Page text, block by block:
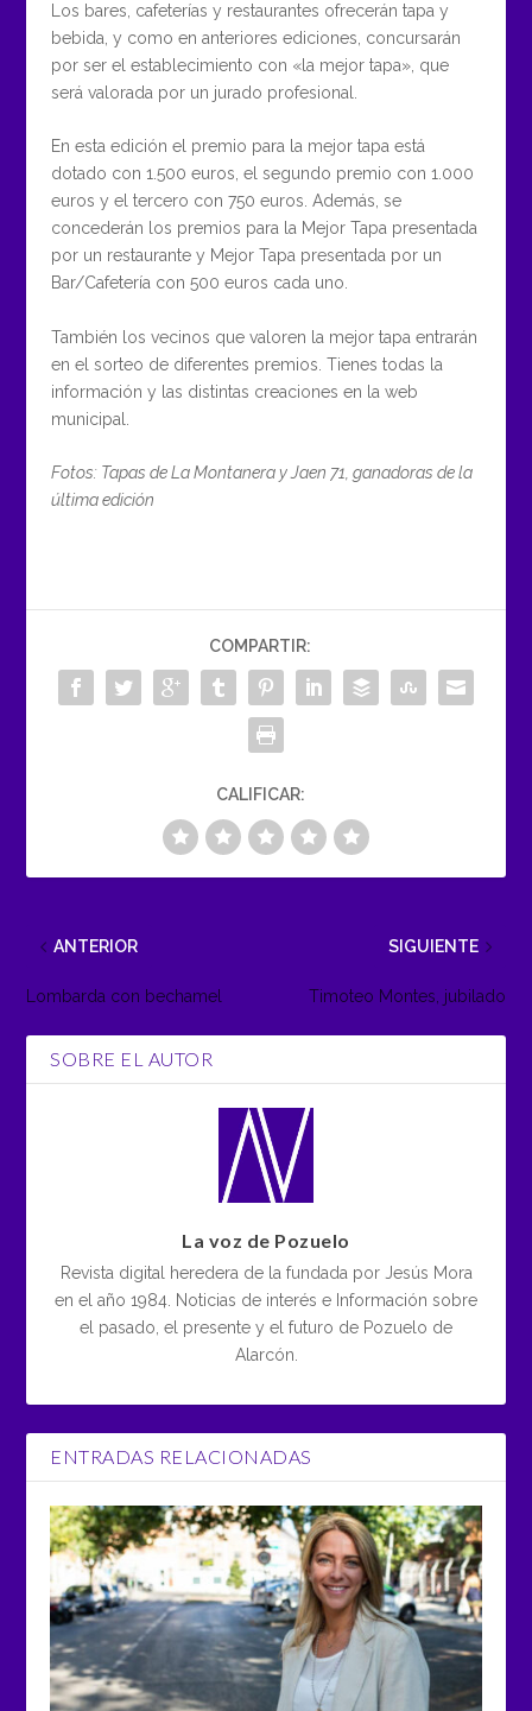
Los bares, cafeterías y restaurantes ofrecerán tapa y
bebida, y como en anteriores ediciones, concursarán
por ser el establecimiento con «la mejor tapa», que
será valorada por un jurado profesional.
En esta edición el premio para la mejor tapa está
dotado con 1.500 euros, el segundo premio con 1.000
euros y el tercero con 750 euros. Además, se
concederán los premios para la Mejor Tapa presentada
por un restaurante y Mejor Tapa presentada por un
Bar/Cafetería con 500 euros cada uno.
También los vecinos que valoren la mejor tapa entrarán
en el sorteo de diferentes premios. Tienes todas la
información y las distintas creaciones en la web
municipal.
Fotos: Tapas de La Montanera y Jaen 71, ganadoras de la
última edición
COMPARTIR:
CALIFICAR:
ANTERIOR
Lombarda con bechamel
SIGUIENTE
Timoteo Montes, jubilado
SOBRE EL AUTOR
La voz de Pozuelo
Revista digital heredera de la fundada por Jesús Mora
en el año 1984. Noticias de interés e Información sobre
el pasado, el presente y el futuro de Pozuelo de
Alarcón.
ENTRADAS RELACIONADAS